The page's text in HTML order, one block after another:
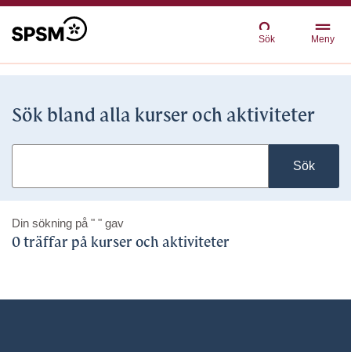
Sök Meny
Sök bland alla kurser och aktiviteter
Sök
Din sökning på " " gav
0 träffar på kurser och aktiviteter